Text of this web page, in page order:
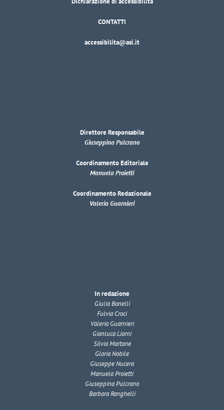
CONTATTI
accessibilita@asi.it
Direttore Responsabile
Giuseppina Pulcrano
Coordinamento Editoriale
Manuela Proietti
Coordinamento Redazionale
Valeria Guarnieri
In redazione
Giulia Bonelli
Fulvia Croci
Valeria Guarnieri
Gianluca Liorni
Silvia Martone
Gloria Nobile
Giuseppe Nucera
Manuela Proietti
Giuseppina Pulcrano
Barbara Ranghelli